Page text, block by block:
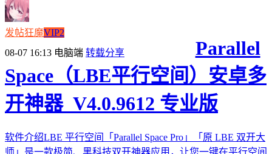
发帖狂魔VIP2
08-07 16:13 电脑端 转载分享
Parallel
Space（LBE平行空间）安卓多
开神器_V4.0.9612 专业版
软件介绍LBE 平行空间「Parallel Space Pro」「原 LBE 双开大
师」是一款极简、黑科技双开神器应用，让您一键在平行空间